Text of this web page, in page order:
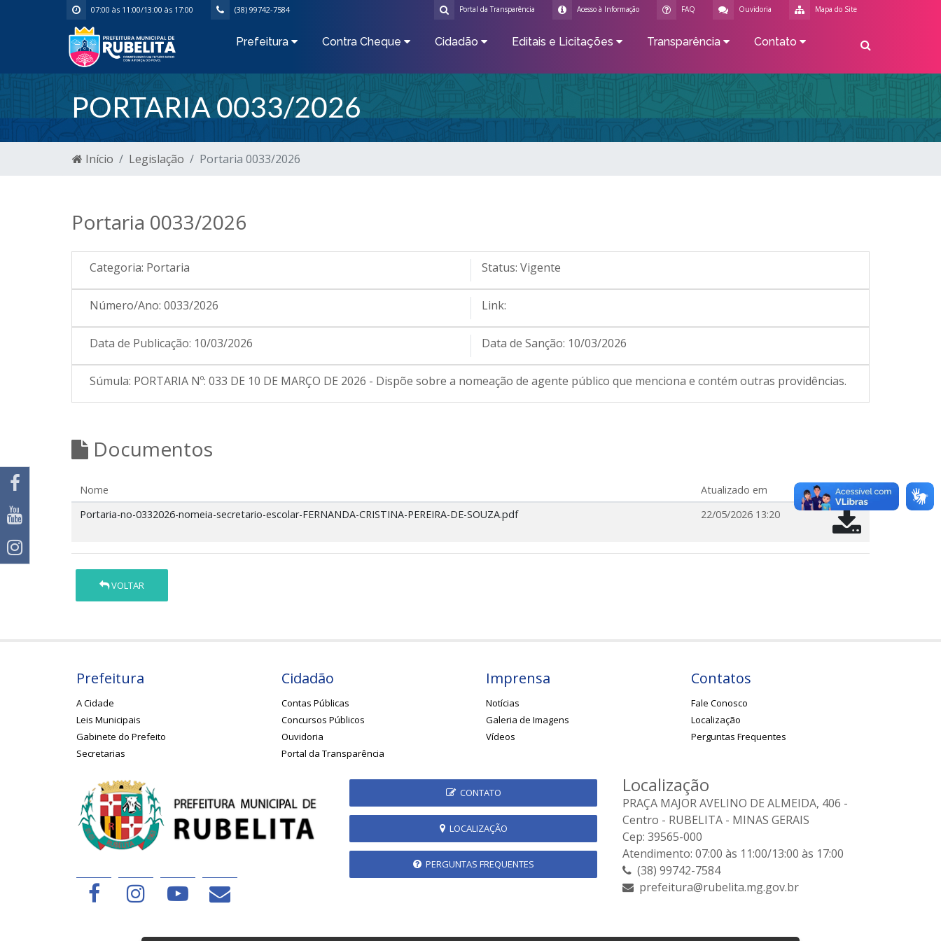
07:00 às 11:00/13:00 às 17:00 (38) 99742-7584 Mapa do Site
Ouvidoria
FAQ
Acesso à Informação
Portal da Transparência
Prefeitura Contra Cheque Cidadão Editais e Licitações Transparência Contato
PORTARIA 0033/2026
Início Legislação Portaria 0033/2026
Portaria 0033/2026
Categoria: Portaria Status: Vigente
Número/Ano: 0033/2026 Link:
Data de Publicação: 10/03/2026 Data de Sanção: 10/03/2026
Súmula: PORTARIA Nº: 033 DE 10 DE MARÇO DE 2026 - Dispõe sobre a nomeação de agente público que menciona e contém outras providências.
Documentos
Nome
Atualizado em
Portaria-no-0332026-nomeia-secretario-escolar-FERNANDA-CRISTINA-PEREIRA-DE-SOUZA.pdf
22/05/2026 13:20
VOLTAR
Prefeitura
A Cidade
Leis Municipais
Gabinete do Prefeito
Secretarias
Cidadão
Contas Públicas
Concursos Públicos
Ouvidoria
Portal da Transparência
Imprensa
Notícias
Galeria de Imagens
Vídeos
Contatos
Fale Conosco
Localização
Perguntas Frequentes
CONTATO
LOCALIZAÇÃO
PERGUNTAS FREQUENTES
Localização
PRAÇA MAJOR AVELINO DE ALMEIDA, 406 -
Centro - RUBELITA - MINAS GERAIS
Cep: 39565-000
Atendimento: 07:00 às 11:00/13:00 às 17:00
(38) 99742-7584
prefeitura@rubelita.mg.gov.br